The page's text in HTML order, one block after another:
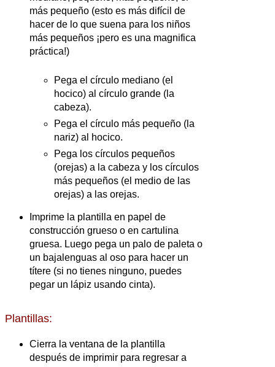
más pequeño (esto es más difícil de
hacer de lo que suena para los niños
más pequeños ¡pero es una magnifica
práctica!)
Pega el círculo mediano (el
hocico) al círculo grande (la
cabeza).
Pega el círculo más pequeño (la
nariz) al hocico.
Pega los círculos pequeños
(orejas) a la cabeza y los círculos
más pequeños (el medio de las
orejas) a las orejas.
Imprime la plantilla en papel de
construcción grueso o en cartulina
gruesa. Luego pega un palo de paleta o
un bajalenguas al oso para hacer un
títere (si no tienes ninguno, puedes
pegar un lápiz usando cinta).
Plantillas:
Cierra la ventana de la plantilla
después de imprimir para regresar a